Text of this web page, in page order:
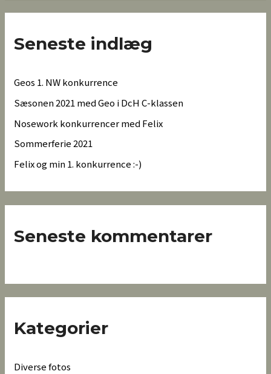
Seneste indlæg
Geos 1. NW konkurrence
Sæsonen 2021 med Geo i DcH C-klassen
Nosework konkurrencer med Felix
Sommerferie 2021
Felix og min 1. konkurrence :-)
Seneste kommentarer
Kategorier
Diverse fotos